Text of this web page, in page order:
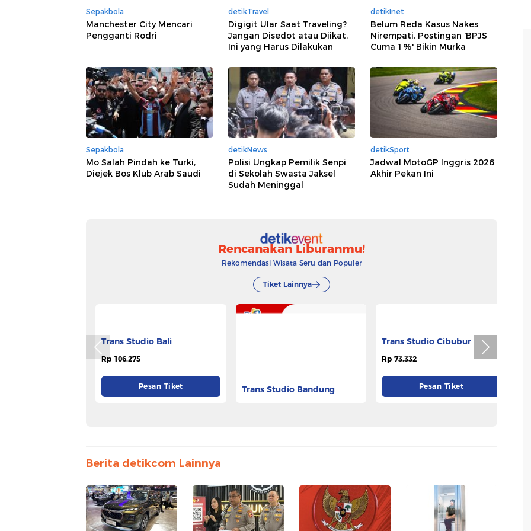
Sepakbola
Manchester City Mencari
Pengganti Rodri
detikTravel
Digigit Ular Saat Traveling?
Jangan Disedot atau Diikat,
Ini yang Harus Dilakukan
detikInet
Belum Reda Kasus Nakes
Nirempati, Postingan 'BPJS
Cuma 1%' Bikin Murka
Sepakbola
Mo Salah Pindah ke Turki,
Diejek Bos Klub Arab Saudi
detikNews
Polisi Ungkap Pemilik Senpi
di Sekolah Swasta Jaksel
Sudah Meninggal
detikSport
Jadwal MotoGP Inggris 2026
Akhir Pekan Ini
Rencanakan Liburanmu!
Rekomendasi Wisata Seru dan Populer
Tiket Lainnya
Trans Studio Bali Trans Studio Bandung Trans Studio Cibubur
Berita detikcom Lainnya